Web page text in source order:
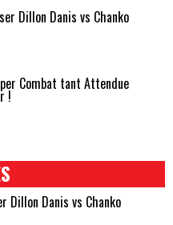
Dillon Danis vs Chanko
Combat tant Attendue
!
Dillon Danis vs Chanko